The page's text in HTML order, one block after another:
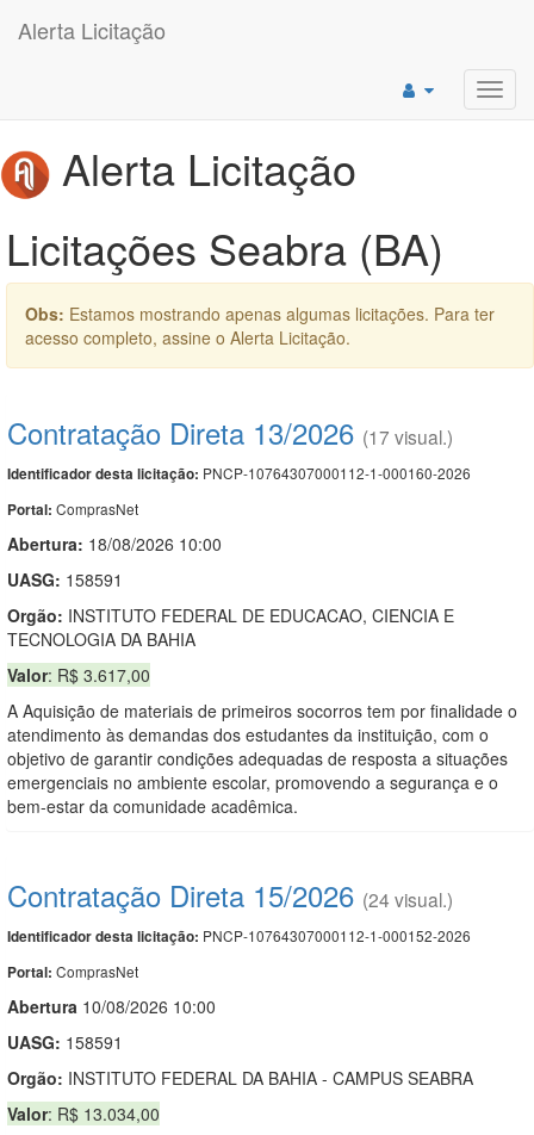
Alerta Licitação
Alerta Licitação
Licitações Seabra (BA)
Obs: Estamos mostrando apenas algumas licitações. Para ter
acesso completo, assine o Alerta Licitação.
Contratação Direta 13/2026 (17 visual.)
Identificador desta licitação: PNCP-10764307000112-1-000160-2026
Portal: ComprasNet
Abertura: 18/08/2026 10:00
UASG: 158591
Orgão: INSTITUTO FEDERAL DE EDUCACAO, CIENCIA E
TECNOLOGIA DA BAHIA
Valor: R$ 3.617,00
A Aquisição de materiais de primeiros socorros tem por finalidade o
atendimento às demandas dos estudantes da instituição, com o
objetivo de garantir condições adequadas de resposta a situações
emergenciais no ambiente escolar, promovendo a segurança e o
bem-estar da comunidade acadêmica.
Contratação Direta 15/2026 (24 visual.)
Identificador desta licitação: PNCP-10764307000112-1-000152-2026
Portal: ComprasNet
Abertura 10/08/2026 10:00
UASG: 158591
Orgão: INSTITUTO FEDERAL DA BAHIA - CAMPUS SEABRA
Valor: R$ 13.034,00